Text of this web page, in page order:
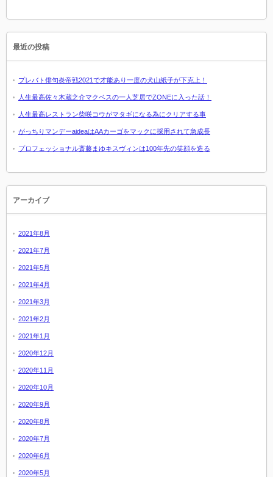
最近の投稿
プレバト俳句炎帝戦2021で才能あり一度の犬山紙子が下克上！
人生最高佐々木蔵之介マクベスの一人芝居でZONEに入った話！
人生最高レストラン柴咲コウがマタギになる為にクリアする事
がっちりマンデーaideaはAAカーゴをマックに採用されて急成長
プロフェッショナル斎藤まゆキスヴィンは100年先の笑顔を造る
アーカイブ
2021年8月
2021年7月
2021年5月
2021年4月
2021年3月
2021年2月
2021年1月
2020年12月
2020年11月
2020年10月
2020年9月
2020年8月
2020年7月
2020年6月
2020年5月